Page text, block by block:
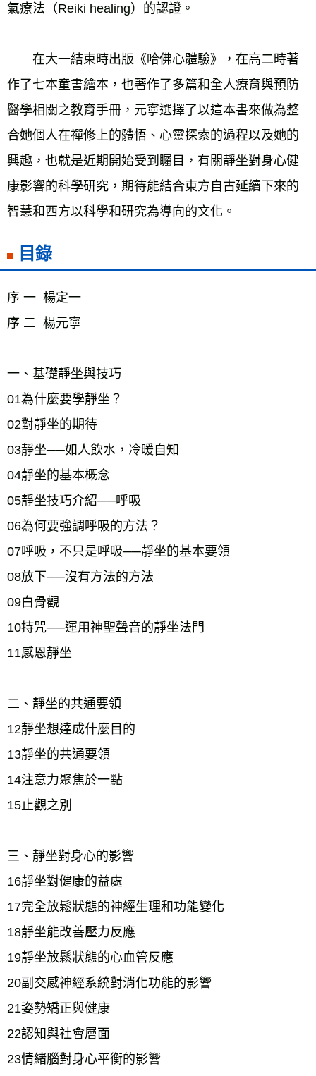
氣療法（Reiki healing）的認證。
在大一結束時出版《哈佛心體驗》，在高二時著
作了七本童書繪本，也著作了多篇和全人療育與預防
醫學相關之教育手冊，元寧選擇了以這本書來做為整
合她個人在禪修上的體悟、心靈探索的過程以及她的
興趣，也就是近期開始受到矚目，有關靜坐對身心健
康影響的科學研究，期待能結合東方自古延續下來的
智慧和西方以科學和研究為導向的文化。
目錄
序 一  楊定一
序 二  楊元寧
一、基礎靜坐與技巧
01為什麼要學靜坐？
02對靜坐的期待
03靜坐──如人飲水，冷暖自知
04靜坐的基本概念
05靜坐技巧介紹──呼吸
06為何要強調呼吸的方法？
07呼吸，不只是呼吸──靜坐的基本要領
08放下──沒有方法的方法
09白骨觀
10持咒──運用神聖聲音的靜坐法門
11感恩靜坐
二、靜坐的共通要領
12靜坐想達成什麼目的
13靜坐的共通要領
14注意力聚焦於一點
15止觀之別
三、靜坐對身心的影響
16靜坐對健康的益處
17完全放鬆狀態的神經生理和功能變化
18靜坐能改善壓力反應
19靜坐放鬆狀態的心血管反應
20副交感神經系統對消化功能的影響
21姿勢矯正與健康
22認知與社會層面
23情緒腦對身心平衡的影響